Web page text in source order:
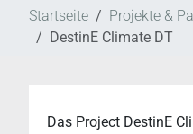
Startseite Projekte &
DestinE Climate DT
Das Project DestinE